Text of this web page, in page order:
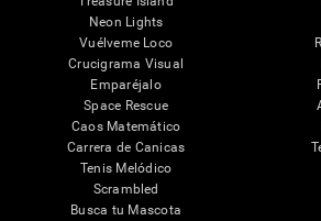
Neon Lights
Vuélveme Loco
Crucigrama Visual
Emparéjalo
Space Rescue
Caos Matemático
Carrera de Canicas
Tenis Melódico
Scrambled
Busca tu Mascota